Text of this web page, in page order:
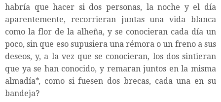
habría que hacer si dos personas, la noche y el día
aparentemente, recorrieran juntas una vida blanca
como la flor de la alheña, y se conocieran cada día un
poco, sin que eso supusiera una rémora o un freno a sus
deseos, y, a la vez que se conocieran, los dos sintieran
que ya se han conocido, y remaran juntos en la misma
almadía*, como si fuesen dos brecas, cada una en su
bandeja?